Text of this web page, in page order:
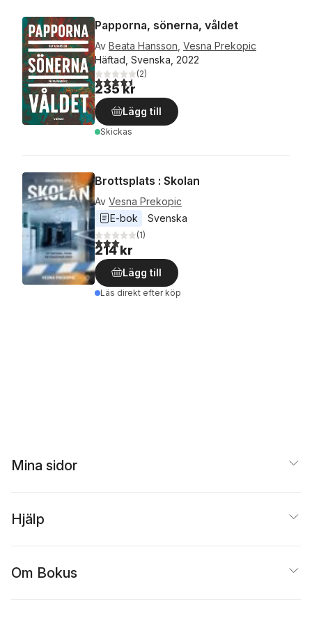
Papporna, sönerna, våldet
Av Beata Hansson Vesna Prekopic
Häftad, Svenska, 2022
4,5utav 5 stjärnor. Totalt antal röster:
(2)
235 kr
Lägg till
Skickas
Brottsplats : Skolan
Av Vesna Prekopic
E-bok
Svenska
3,0utav 5 stjärnor. Totalt antal röster:
(1)
214 kr
Lägg till
Läs direkt efter köp
Mina sidor
Hjälp
Om Bokus